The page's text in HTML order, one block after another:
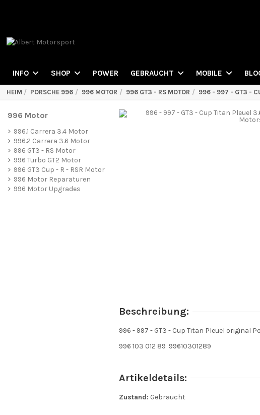
INFO SHOP POWER GEBRAUCHT MOBILE
HEIM PORSCHE 996 996 MOTOR 996 GT3 - RS MOTOR 996 - 997 - GT3 -
Beschreibung:
996 - 997 - GT3 - Cup Titan Pleuel original
996 103 012 89 99610301289
Artikeldetails:
Zustand: Gebraucht
996 Motor
996.1 Carrera 3.4 Motor
996.2 Carrera 3.6 Motor
996 GT3 - RS Motor
996 Turbo GT2 Motor
996 GT3 Cup - R - RSR Motor
996 Motor Reparaturen
996 Motor Upgrades